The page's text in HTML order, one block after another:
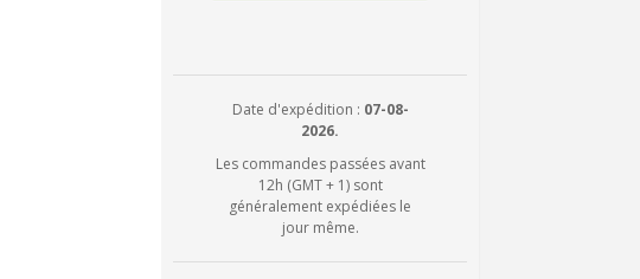
Date d'expédition : 07-08-
2026.
Les commandes passées avant
12h (GMT + 1) sont
généralement expédiées le
jour même.